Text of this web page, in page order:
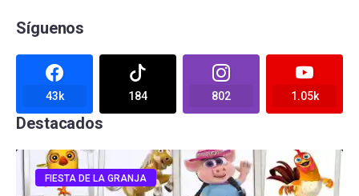
Síguenos
43k 184 802 1.05k
Destacados
FIESTA DE LA GRANJA